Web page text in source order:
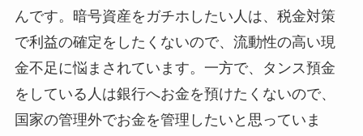
んです。暗号資産をガチホしたい人は、税金対策
で利益の確定をしたくないので、流動性の高い現
金不足に悩まされています。一方で、タンス預金
をしている人は銀行へお金を預けたくないので、
国家の管理外でお金を管理したいと思っていま